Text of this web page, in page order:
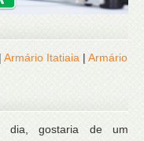
| Armário Itatiaia | Armário
dia, gostaria de um